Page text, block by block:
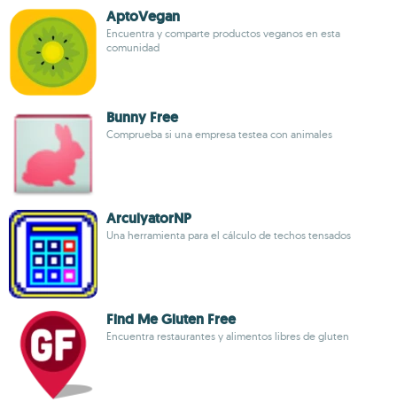
AptoVegan
Encuentra y comparte productos veganos en esta
comunidad
Bunny Free
Comprueba si una empresa testea con animales
ArculyatorNP
Una herramienta para el cálculo de techos tensados
Find Me Gluten Free
Encuentra restaurantes y alimentos libres de gluten